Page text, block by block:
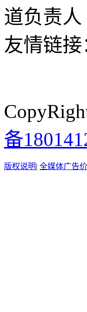
道负责人
友情链接
备
版权说明| 全媒体广告价